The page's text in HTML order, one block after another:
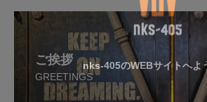
nks-405のWEBサイトへよ
ご挨拶
GREETINGS